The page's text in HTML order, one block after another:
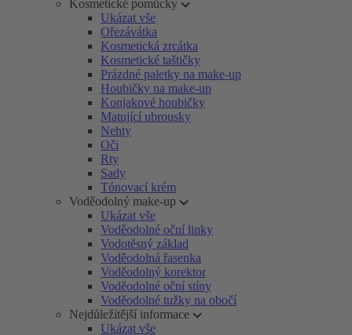
Kosmetické pomůcky
Ukázat vše
Ořezávátka
Kosmetická zrcátka
Kosmetické taštičky
Prázdné paletky na make-up
Houbičky na make-up
Konjakové houbičky
Matující ubrousky
Nehty
Oči
Rty
Sady
Tónovací krém
Voděodolný make-up
Ukázat vše
Voděodolné oční linky
Vodotěsný základ
Voděodolná řasenka
Voděodolný korektor
Voděodolné oční stíny
Voděodolné tužky na obočí
Nejdůležitější informace
Ukázat vše